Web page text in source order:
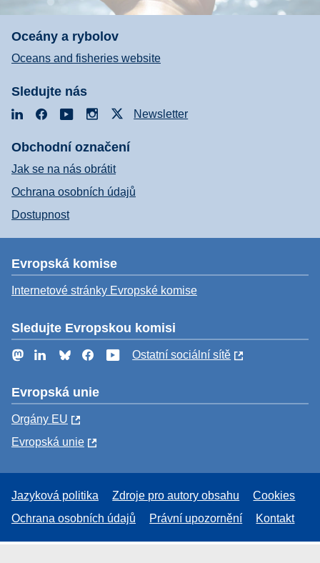
Oceány a rybolov
Oceans and fisheries website
Sledujte nás
LinkedInFacebookYouTubeInstagramNewsletter
Obchodní označení
Jak se na nás obrátit
Ochrana osobních údajů
Dostupnost
Evropská komise
Internetové stránky Evropské komise
Sledujte Evropskou komisi
MastodonLinkedInBlueskyFacebookYouTube
Ostatní sociální sítě
Evropská unie
Orgány EU
Evropská unie
Jazyková politika Zdroje pro autory obsahu
Cookies
Ochrana osobních údajů
Právní upozornění Kontakt